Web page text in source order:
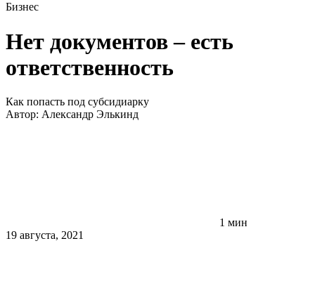
Бизнес
Нет документов – есть
ответственность
Как попасть под субсидиарку
Автор: Александр Элькинд
1 мин
19 августа, 2021